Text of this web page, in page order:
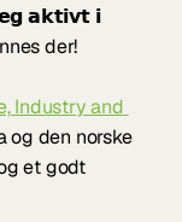
𝗮𝗸𝘁𝗶𝘃𝘁 𝗶
der!
Industry and
og den norske
et godt